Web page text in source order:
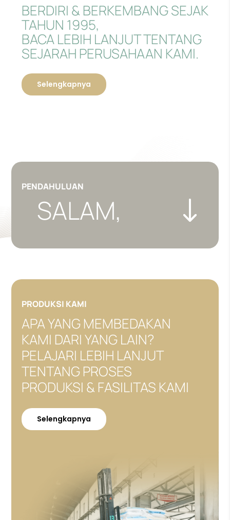
BERDIRI & BERKEMBANG SEJAK
TAHUN 1995,
BACA LEBIH LANJUT TENTANG
SEJARAH PERUSAHAAN KAMI.
Selengkapnya
PENDAHULUAN
SALAM,
PRODUKSI KAMI
APA YANG MEMBEDAKAN
KAMI DARI YANG LAIN?
PELAJARI LEBIH LANJUT
TENTANG PROSES
PRODUKSI & FASILITAS KAMI
Selengkapnya